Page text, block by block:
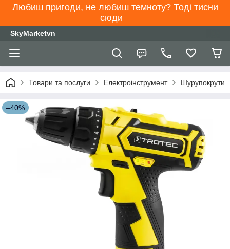
Любиш пригоди, не любиш темноту? Тоді тисни
сюди
SkyMarketvn
Товари та послуги Електроінструмент Шурупокрути
–40%